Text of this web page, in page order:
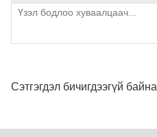
Сэтгэгдэл бичигдээгүй байна